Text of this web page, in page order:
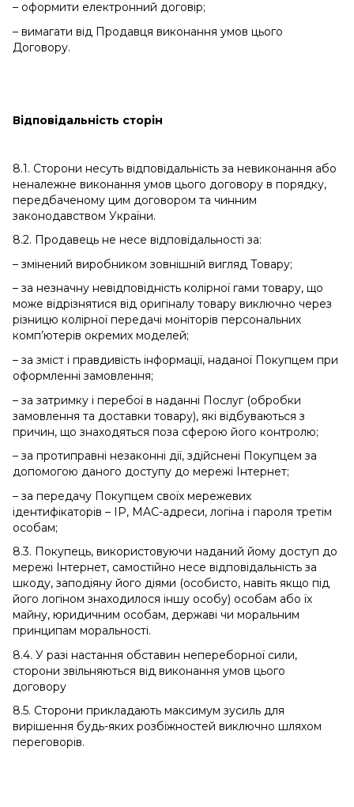
– оформити електронний договір;
– вимагати від Продавця виконання умов цього
Договору.
Відповідальність сторін
8.1. Сторони несуть відповідальність за невиконання або
неналежне виконання умов цього договору в порядку,
передбаченому цим договором та чинним
законодавством України.
8.2. Продавець не несе відповідальності за:
– змінений виробником зовнішній вигляд Товару;
– за незначну невідповідність колірної гами товару, що
може відрізнятися від оригіналу товару виключно через
різницю колірної передачі моніторів персональних
комп’ютерів окремих моделей;
– за зміст і правдивість інформації, наданої Покупцем при
оформленні замовлення;
– за затримку і перебої в наданні Послуг (обробки
замовлення та доставки товару), які відбуваються з
причин, що знаходяться поза сферою його контролю;
– за протиправні незаконні дії, здійснені Покупцем за
допомогою даного доступу до мережі Інтернет;
– за передачу Покупцем своїх мережевих
ідентифікаторів – IP, MAC-адреси, логіна і пароля третім
особам;
8.3. Покупець, використовуючи наданий йому доступ до
мережі Інтернет, самостійно несе відповідальність за
шкоду, заподіяну його діями (особисто, навіть якщо під
його логіном знаходилося іншу особу) особам або їх
майну, юридичним особам, державі чи моральним
принципам моральності.
8.4. У разі настання обставин непереборної сили,
сторони звільняються від виконання умов цього
договору
8.5. Сторони прикладають максимум зусиль для
вирішення будь-яких розбіжностей виключно шляхом
переговорів.